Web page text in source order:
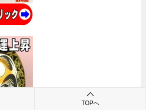
TOPへ